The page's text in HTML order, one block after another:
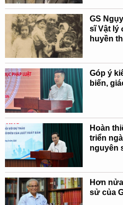
GS
sĩ Vật lý
huyền
Góp ý
biến,
Hoàn
triển
nguyên
Hơn
sử của